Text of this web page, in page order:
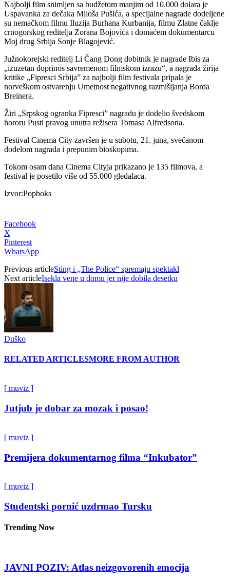
Najbolji film snimljen sa budžetom manjim od 10.000 dolara je
Uspavanka za dečaka Miloša Pušića, a specijalne nagrade dodeljene
su nemačkom filmu Iluzija Burhana Kurbanija, filmu Zlatne čaklje
crnogorskog reditelja Zorana Bojovića i domaćem dokumentarcu
Moj drug Srbija Sonje Blagojević.
Južnokorejski reditelj Li Čang Dong dobitnik je nagrade Ibis za
„izuzetan doprinos savremenom filmskom izrazu“, a nagrada žirija
kritike „Fipresci Srbija” za najbolji film festivala pripala je
norveškom ostvarenju Umetnost negativnog razmišljanja Borda
Breinera.
Žiri „Srpskog ogranka Fipresci” nagradu je dodelio švedskom
hororu Pusti pravog unutra režisera Tomasa Alfredsona.
Festival Cinema City završen je u subotu, 21. juna, svečanom
dodelom nagrada i prepunim bioskopima.
Tokom osam dana Cinema Cityja prikazano je 135 filmova, a
festival je posetilo više od 55.000 gledalaca.
Izvor:Popboks
Facebook
X
Pinterest
WhatsApp
Previous articleSting i „The Police“ spremaju spektakl
Next articleIsekla vene u domu jer nije dobila desetku
Duško
RELATED ARTICLESMORE FROM AUTHOR
[ muviz ]
Jutjub je dobar za mozak i posao!
[ muviz ]
Premijera dokumentarnog filma “Inkubator”
[ muviz ]
Studentski pornić uzdrmao Tursku
Trending Now
JAVNI POZIV: Atlas neizgovorenih emocija